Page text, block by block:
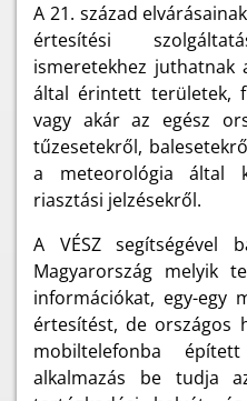
A 21. század
értesítési
ismeretekhez juthatnak
által érintett területek,
vagy akár az egész
tűzesetekről,
a meteorológia által
riasztási jelzésekről.
A VÉSZ segítségével
Magyarország melyik
információkat, egy-egy
értesítést, de országos
mobiltelefonba
alkalmazás be tudja